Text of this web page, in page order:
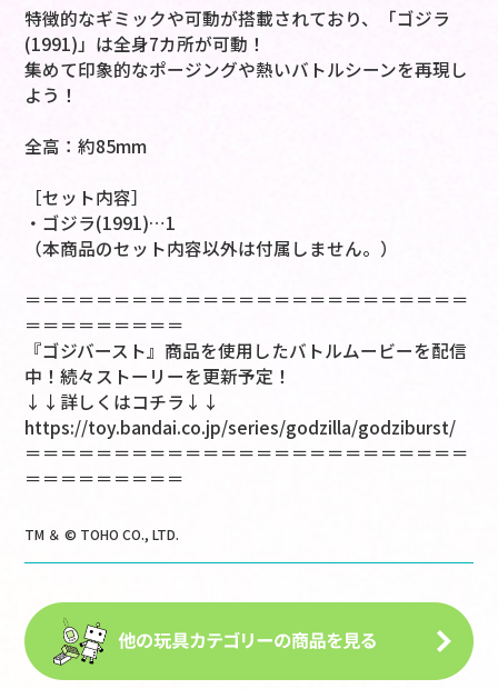
特徴的なギミックや可動が搭載されており、「ゴジラ
(1991)」は全身7カ所が可動！
集めて印象的なポージングや熱いバトルシーンを再現し
よう！
全高：約85mm
［セット内容］
・ゴジラ(1991)…1
（本商品のセット内容以外は付属しません。）
＝＝＝＝＝＝＝＝＝＝＝＝＝＝＝＝＝＝＝＝＝＝＝＝＝
＝＝＝＝＝＝＝＝＝
『ゴジバースト』商品を使用したバトルムービーを配信
中！続々ストーリーを更新予定！
↓↓詳しくはコチラ↓↓
https://toy.bandai.co.jp/series/godzilla/godziburst/
＝＝＝＝＝＝＝＝＝＝＝＝＝＝＝＝＝＝＝＝＝＝＝＝＝
＝＝＝＝＝＝＝＝＝
TM ＆ © TOHO CO., LTD.